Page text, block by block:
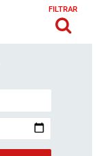
FILTRAR